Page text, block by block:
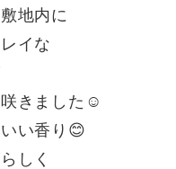
地内に
イな
きました☺️
い香り😊
しく